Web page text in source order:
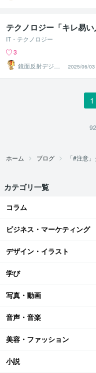
テクノロジー「キレ易い
IT・テクノロジー
3
鏡面反射デジタ
ルアート製作所
（鈴木穣）
2025/06/03
1
92
ホーム ブログ 「#注意
カテゴリ一覧
コラム
ビジネス・マーケティング
デザイン・イラスト
学び
写真・動画
音声・音楽
美容・ファッション
小説